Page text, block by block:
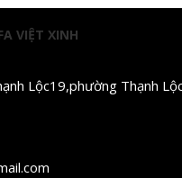
VIỆT XINH
Lộc19,phường Thạnh